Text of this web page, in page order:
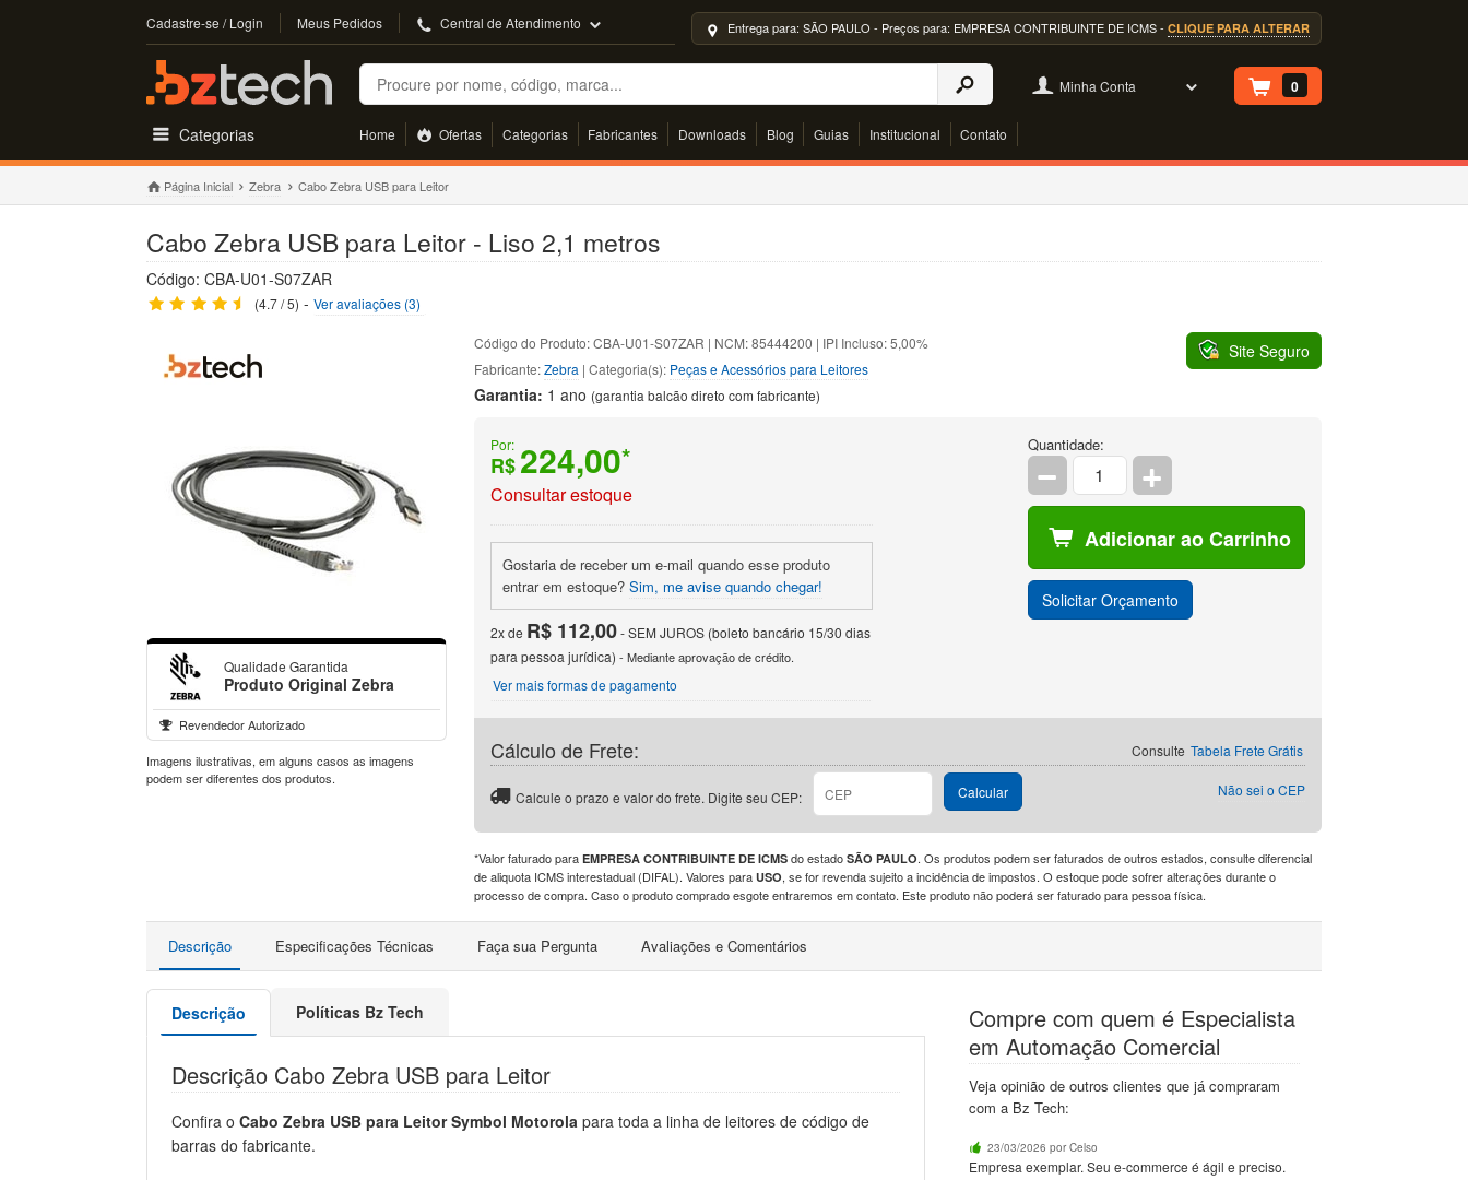
Cadastre-se / Login Meus Pedidos Central de Atendimento Entrega para: SÃO PAULO - Preços para: EMPRESA CONTRIBUINTE DE ICMS - CLIQUE PARA ALTERAR
Buscar
Minha Conta 0
Categorias Home Ofertas Categorias Fabricantes Downloads Blog Guias Institucional Contato
Página Inicial Zebra Cabo Zebra USB para Leitor
Cabo Zebra USB para Leitor - Liso 2,1 metros
Código: CBA-U01-S07ZAR
(4.7 / 5) - Ver avaliações (3)
Site Seguro
Qualidade Garantida
Produto Original Zebra
Revendedor Autorizado
Imagens ilustrativas, em alguns casos as imagens
podem ser diferentes dos produtos.
Código do Produto: CBA-U01-S07ZAR | NCM: 85444200 | IPI Incluso: 5,00%
Fabricante:Zebra | Categoria(s): Peças e Acessórios para Leitores
Garantia: 1 ano (garantia balcão direto com fabricante)
Por:
R$224,00*
Consultar estoque
Gostaria de receber um e-mail quando esse produto
entrar em estoque?Sim, me avise quando chegar!
2x de R$ 112,00- SEM JUROS (boleto bancário 15/30 dias
para pessoa jurídica) - Mediante aprovação de crédito.
Ver mais formas de pagamento
Quantidade:
Adicionar ao Carrinho
Solicitar Orçamento
Consulte Tabela Frete Grátis
Cálculo de Frete:
Calcule o prazo e valor do frete. Digite seu CEP:
CEP
Calcular Não sei o CEP
*Valor faturado paraEMPRESA CONTRIBUINTE DE ICMS do estadoSÃO PAULO. Os produtos podem ser faturados de outros estados, consulte diferencial
de aliquota ICMS interestadual (DIFAL). Valores paraUSO, se for revenda sujeito a incidência de impostos. O estoque pode sofrer alterações durante o
processo de compra. Caso o produto comprado esgote entraremos em contato. Este produto não poderá ser faturado para pessoa física.
Descrição Especificações Técnicas Faça sua Pergunta Avaliações e Comentários
Descrição Políticas Bz Tech
Descrição Cabo Zebra USB para Leitor
Confira oCabo Zebra USB para Leitor Symbol Motorola para toda a linha de leitores de código de
barras do fabricante.
Compre com quem é Especialista
em Automação Comercial
Veja opinião de outros clientes que já compraram
com a Bz Tech:
23/03/2026 por Celso
Empresa exemplar. Seu e-commerce é ágil e preciso.